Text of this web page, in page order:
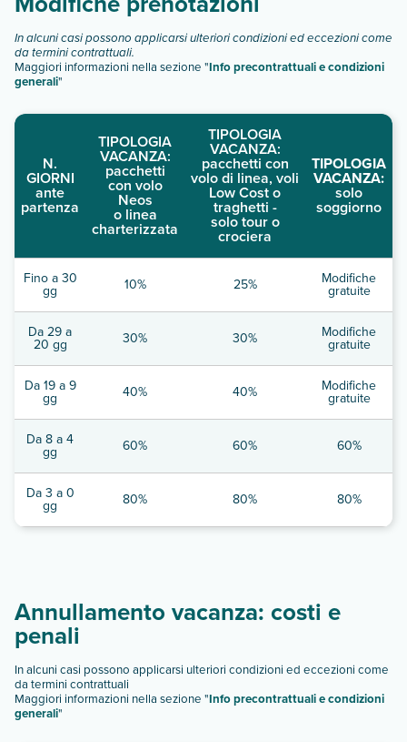
In alcuni casi possono applicarsi ulteriori condizioni ed eccezioni come
da termini contrattuali.
Maggiori informazioni nella sezione "Info precontrattuali e condizioni
generali"
N.
GIORNI
ante
partenza
TIPOLOGIA
VACANZA:
pacchetti
con volo
Neos
o linea
charterizzata
TIPOLOGIA
VACANZA:
pacchetti con
volo di linea, voli
Low Cost o
traghetti -
solo tour o
crociera
TIPOLOGIA
VACANZA:
solo
soggiorno
Fino a 30
gg 10% 25% Modifiche
gratuite
Da 29 a
20 gg 30% 30% Modifiche
gratuite
Da 19 a 9
gg 40% 40% Modifiche
gratuite
Da 8 a 4
gg 60% 60% 60%
Da 3 a 0
gg 80% 80% 80%
Annullamento vacanza: costi e
penali
In alcuni casi possono applicarsi ulteriori condizioni ed eccezioni come
da termini contrattuali
Maggiori informazioni nella sezione "Info precontrattuali e condizioni
generali"